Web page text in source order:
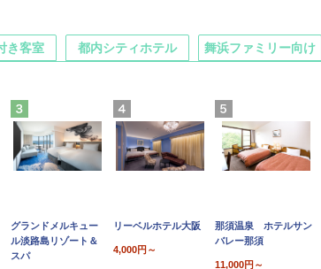
グランドメルキュー
ル淡路島リゾート＆
スパ
リーベルホテル大阪
4,000円～
那須温泉 ホテルサン
バレー那須
11,000円～
き客室 都内シティホテル 舞浜ファミリー向け